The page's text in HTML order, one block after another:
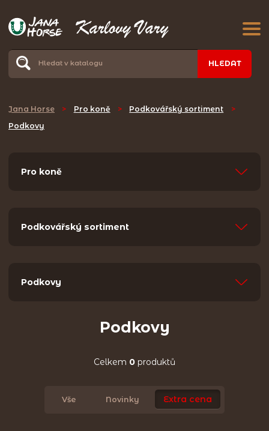
HLEDAT
Jana Horse > Pro koně > Podkovářský sortiment
>
Podkovy
Pro koně
Podkovářský sortiment
Podkovy
Podkovy
Celkem 0 produktů
Vše Novinky Extra cena